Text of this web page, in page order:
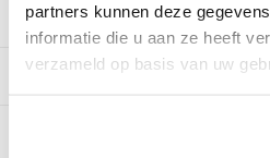
partners kunnen deze
informatie die u aan ze heeft
verzameld op basis van uw
Productomschrijving
Gerelateerde producten